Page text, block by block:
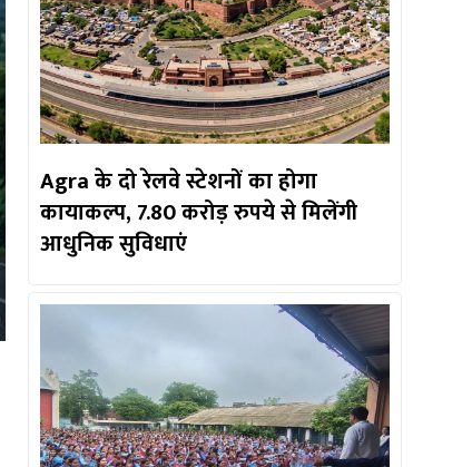
Agra के दो रेलवे स्टेशनों का होगा
कायाकल्प, 7.80 करोड़ रुपये से मिलेंगी
आधुनिक सुविधाएं